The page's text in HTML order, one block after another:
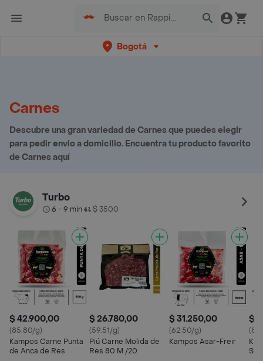
Bogotá
Carnes
Descubre una gran variedad de Carnes que puedes elegir
para pedir envio a domicilio. Encuentra tu producto favorito
de Carnes aquí
Turbo
6 - 9 min• $ 3500
$ 42.900,00
(85.80/g)
Kampos Carne Punta
de Anca de Res
$ 26.780,00
(59.51/g)
Piú Carne Molida de
Res 80 M /20
$ 31.250,00
(62.50/g)
Kampos Asar-Freir
$